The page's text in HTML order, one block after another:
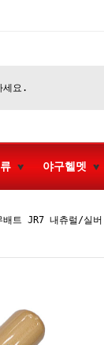
야구헬멧
트 JR7 내츄럴/실